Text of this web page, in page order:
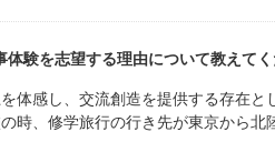
験を志望する理由について教えて
体感し、交流創造を提供する存在
時、修学旅行の行き先が東京から